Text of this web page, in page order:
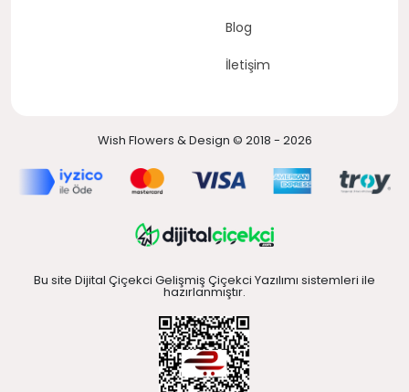
Blog
İletişim
Wish Flowers & Design © 2018 - 2026
Bu site Dijital Çiçekci Gelişmiş Çiçekci Yazılımı sistemleri ile
hazırlanmıştır.